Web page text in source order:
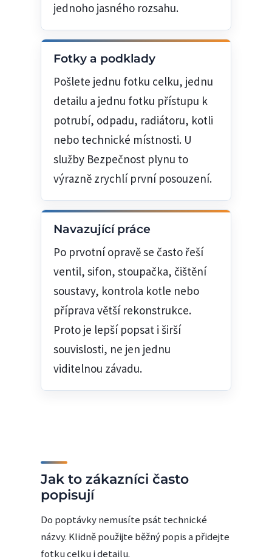
jednoho jasného rozsahu.
Fotky a podklady
Pošlete jednu fotku celku, jednu
detailu a jednu fotku přístupu k
potrubí, odpadu, radiátoru, kotli
nebo technické místnosti. U
služby Bezpečnost plynu to
výrazně zrychlí první posouzení.
Navazující práce
Po prvotní opravě se často řeší
ventil, sifon, stoupačka, čištění
soustavy, kontrola kotle nebo
příprava větší rekonstrukce.
Proto je lepší popsat i širší
souvislosti, ne jen jednu
viditelnou závadu.
Jak to zákazníci často
popisují
Do poptávky nemusíte psát technické
názvy. Klidně použijte běžný popis a přidejte
fotku celku i detailu.